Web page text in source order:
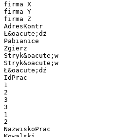
firma X
firma Y
firma Z
AdresKontr
Ł&oacute;dź
Pabianice
Zgierz
Stryk&oacute;w
Stryk&oacute;w
Ł&oacute;dź
IdPrac
1
2
3
3
1
2
NazwiskoPrac